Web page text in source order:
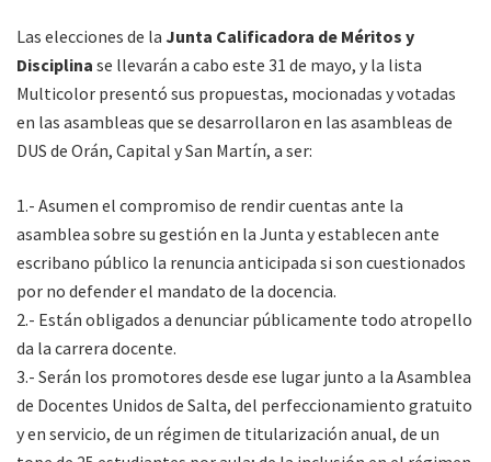
Las elecciones de la Junta Calificadora de Méritos y
Disciplina se llevarán a cabo este 31 de mayo, y la lista
Multicolor presentó sus propuestas, mocionadas y votadas
en las asambleas que se desarrollaron en las asambleas de
DUS de Orán, Capital y San Martín, a ser:
1.- Asumen el compromiso de rendir cuentas ante la
asamblea sobre su gestión en la Junta y establecen ante
escribano público la renuncia anticipada si son cuestionados
por no defender el mandato de la docencia.
2.- Están obligados a denunciar públicamente todo atropello
da la carrera docente.
3.- Serán los promotores desde ese lugar junto a la Asamblea
de Docentes Unidos de Salta, del perfeccionamiento gratuito
y en servicio, de un régimen de titularización anual, de un